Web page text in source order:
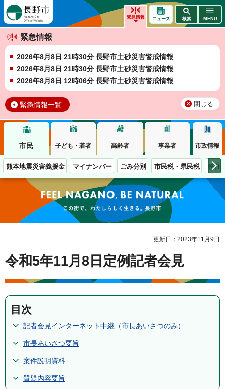
緊急情報
緊急情報
2026年8月8日 21時30分 長野市土砂災害警戒情報
2026年8月8日 21時30分 長野市土砂災害警戒情報
2026年8月8日 12時06分 長野市土砂災害警戒情報
緊急情報一覧 閉じる
ニュース 検索 MENU
市民 子ども・若者 高齢者 事業者 市政情報
熊本地震災害義援金 マイナンバー ごみ分別 市民税・県民税 移住
この街で、わたしらしく生きる。長野市
更新日：2023年11月9日
令和5年11月8日定例記者会見
目次
記者会見インターネット中継（市長あいさつのみ）
市長あいさつ要旨
案件説明資料
質疑内容要旨